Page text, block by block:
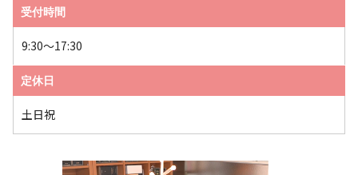
受付時間
9:30～17:30
定休日
土日祝